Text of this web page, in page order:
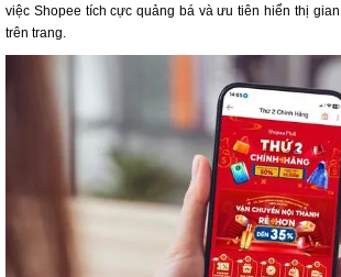
việc Shopee tích cực quảng bá và ưu tiên hiển thị
trên trang.